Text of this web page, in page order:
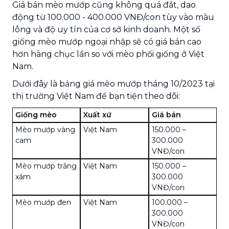
Giá bán mèo mướp cũng không quá đắt, dao
động từ 100.000 - 400.000 VNĐ/con tùy vào màu
lông và độ uy tín của cơ sở kinh doanh. Một số
giống mèo mướp ngoại nhập sẽ có giá bán cao
hơn hàng chục lần so với mèo phối giống ở Việt
Nam.
Dưới đây là bảng giá mèo mướp tháng 10/2023 tại
thị trường Việt Nam để bạn tiện theo dõi:
Giống mèo Xuất xứ
Giá bán
Mèo mướp vàng
cam
Việt Nam
150.000 –
300.000
VNĐ/con
Mèo mướp trắng
xám
Việt Nam
150.000 –
300.000
VNĐ/con
Mèo mướp đen
Việt Nam
100.000 –
300.000
VNĐ/con